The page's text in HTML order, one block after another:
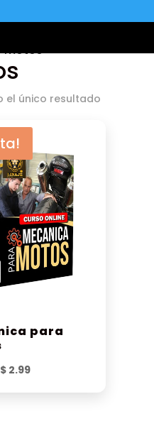
motos
el único resultado
para
El
$ 2.99El